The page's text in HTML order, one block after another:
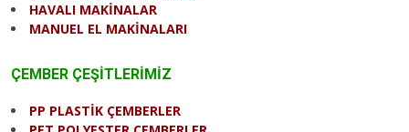
HAVALI MAKİNALAR
MANUEL EL MAKİNALARI
ÇEMBER ÇEŞİTLERİMİZ
PP PLASTİK ÇEMBERLER